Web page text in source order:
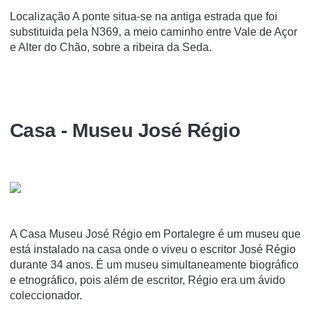
Localização A ponte situa-se na antiga estrada que foi
substituida pela N369, a meio caminho entre Vale de Açor
e Alter do Chão, sobre a ribeira da Seda.
Casa - Museu José Régio
A Casa Museu José Régio em Portalegre é um museu que
está instalado na casa onde o viveu o escritor José Régio
durante 34 anos. É um museu simultaneamente biográfico
e etnográfico, pois além de escritor, Régio era um ávido
coleccionador.